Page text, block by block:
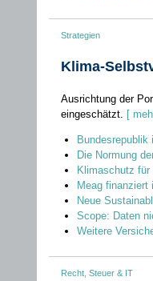
Strategien
Klima-
Ausrichtung der
eingeschätzt. [
Die Normung
Klimaschutz für
Meag finanziert
Neue
Scope: Daten
Weitere
Recht, Steuer & IT